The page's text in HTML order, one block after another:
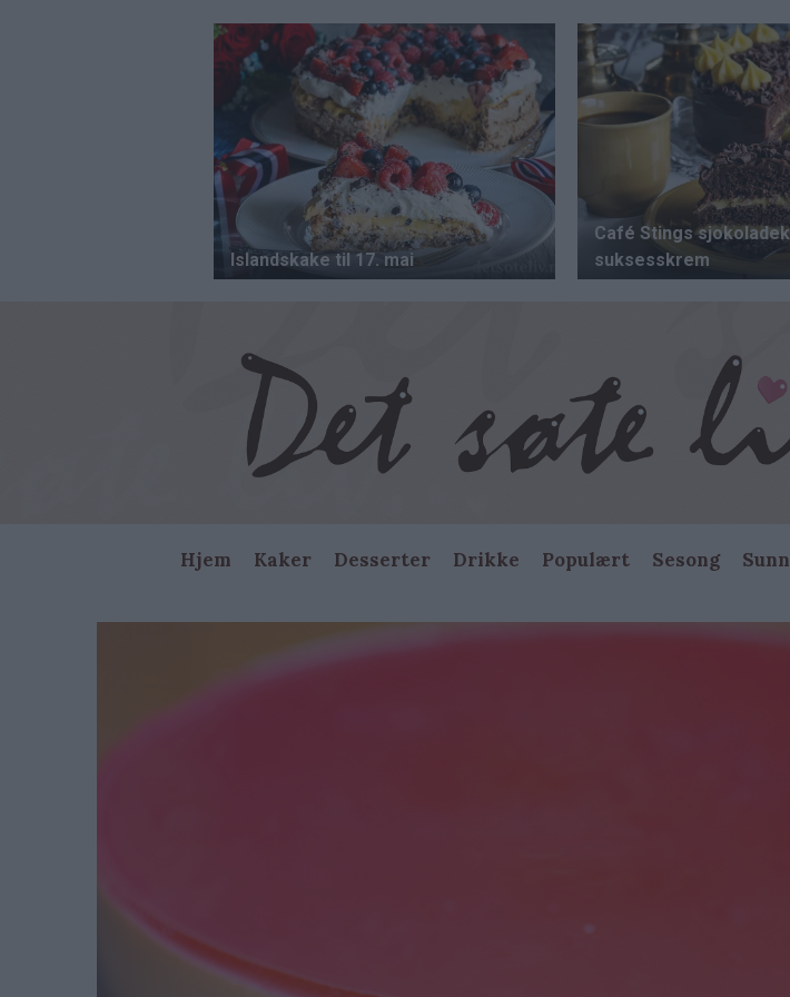
Main
navigation
Hjem Kaker Desserter Drikke Populært Sesong